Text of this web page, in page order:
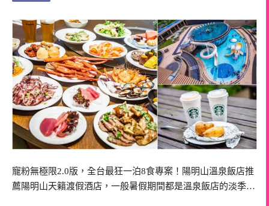
寵粉無極限2.0版，全台最狂一泊8食專案！陽明山溫泉飯店推
薦陽明山天籟渡假酒店，一般暑假期間都是溫泉飯店的淡季…